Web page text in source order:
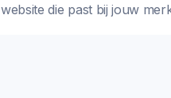
website die past bij jouw